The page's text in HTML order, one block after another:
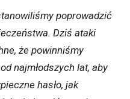
poprowadzić
Dziś ataki
że powinniśmy
najmłodszych lat, aby
hasło, jak